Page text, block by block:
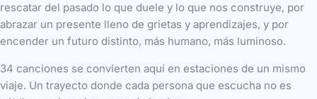
rescatar del pasado lo que duele y lo que nos construye, por
abrazar un presente lleno de grietas y aprendizajes, y por
encender un futuro distinto, más humano, más luminoso.
34 canciones se convierten aquí en estaciones de un mismo
viaje. Un trayecto donde cada persona que escucha no es